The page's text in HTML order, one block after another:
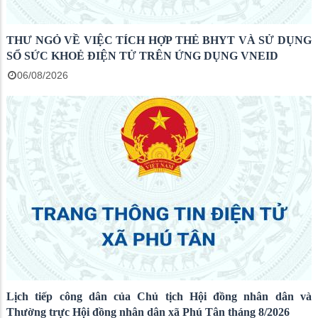
THƯ NGỎ VỀ VIỆC TÍCH HỢP THẺ BHYT VÀ SỬ DỤNG
SỔ SỨC KHOẺ ĐIỆN TỬ TRÊN ỨNG DỤNG VNEID
06/08/2026
Lịch tiếp công dân của Chủ tịch Hội đồng nhân dân và
Thường trực Hội đồng nhân dân xã Phú Tân tháng 8/2026